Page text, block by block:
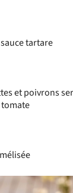
tartare
et poivrons